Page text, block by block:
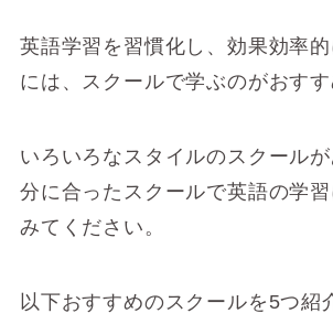
英語学習を習慣化し、効果効率
には、スクールで学ぶのがおすす
いろいろなスタイルのスクール
分に合ったスクールで英語の学
みてください。
以下おすすめのスクールを5つ紹